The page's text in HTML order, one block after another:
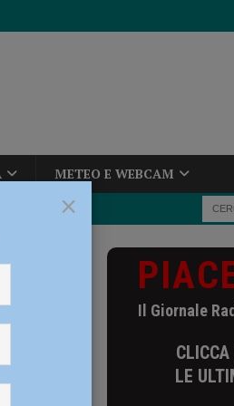
METEO E WEBCAM
Il Giornale
LE
×